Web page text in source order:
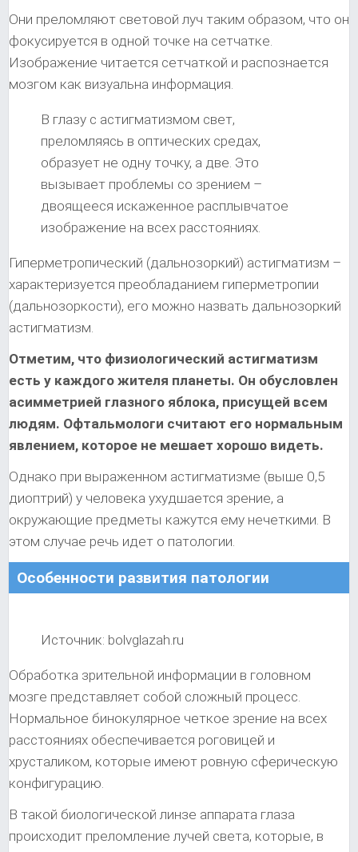
Они преломляют световой луч таким образом, что он
фокусируется в одной точке на сетчатке.
Изображение читается сетчаткой и распознается
мозгом как визуальна информация.
В глазу с астигматизмом свет,
преломляясь в оптических средах,
образует не одну точку, а две. Это
вызывает проблемы со зрением –
двоящееся искаженное расплывчатое
изображение на всех расстояниях.
Гиперметропический (дальнозоркий) астигматизм –
характеризуется преобладанием гиперметропии
(дальнозоркости), его можно назвать дальнозоркий
астигматизм.
Отметим, что физиологический астигматизм
есть у каждого жителя планеты. Он обусловлен
асимметрией глазного яблока, присущей всем
людям. Офтальмологи считают его нормальным
явлением, которое не мешает хорошо видеть.
Однако при выраженном астигматизме (выше 0,5
диоптрий) у человека ухудшается зрение, а
окружающие предметы кажутся ему нечеткими. В
этом случае речь идет о патологии.
Особенности развития патологии
Источник: bolvglazah.ru
Обработка зрительной информации в головном
мозге представляет собой сложный процесс.
Нормальное бинокулярное четкое зрение на всех
расстояниях обеспечивается роговицей и
хрусталиком, которые имеют ровную сферическую
конфигурацию.
В такой биологической линзе аппарата глаза
происходит преломление лучей света, которые, в